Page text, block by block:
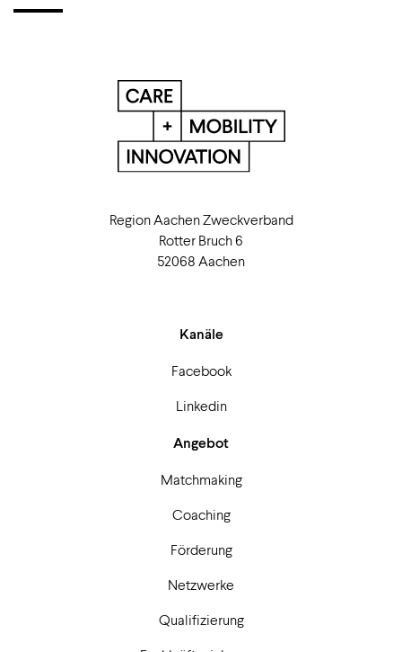
Region Aachen Zweckverband
Rotter Bruch 6
52068 Aachen
Kanäle
Facebook
Linkedin
Angebot
Matchmaking
Coaching
Förderung
Netzwerke
Qualifizierung